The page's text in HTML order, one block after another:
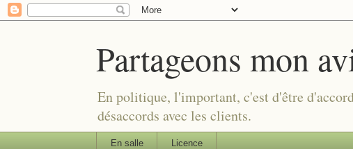
Partageons mon
En politique, l'important, c'est d'être
désaccords avec les clients.
En salle Licence